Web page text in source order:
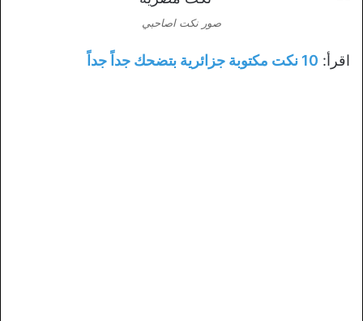
صور نكت اصاحبي
اقرأ: 10 نكت مكتوبة جزائرية بتضحك جداً جداً